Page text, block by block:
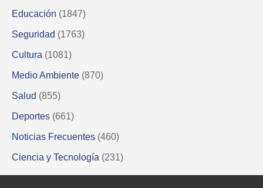
Educación (1847)
Seguridad (1763)
Cultura (1081)
Medio Ambiente (870)
Salud (855)
Deportes (661)
Noticias Frecuentes (460)
Ciencia y Tecnología (231)